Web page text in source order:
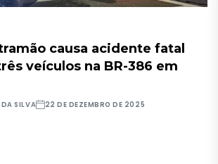
causa acidente fatal
veículos na BR-386 em
DA SILVA 22 DE DEZEMBRO DE 2025